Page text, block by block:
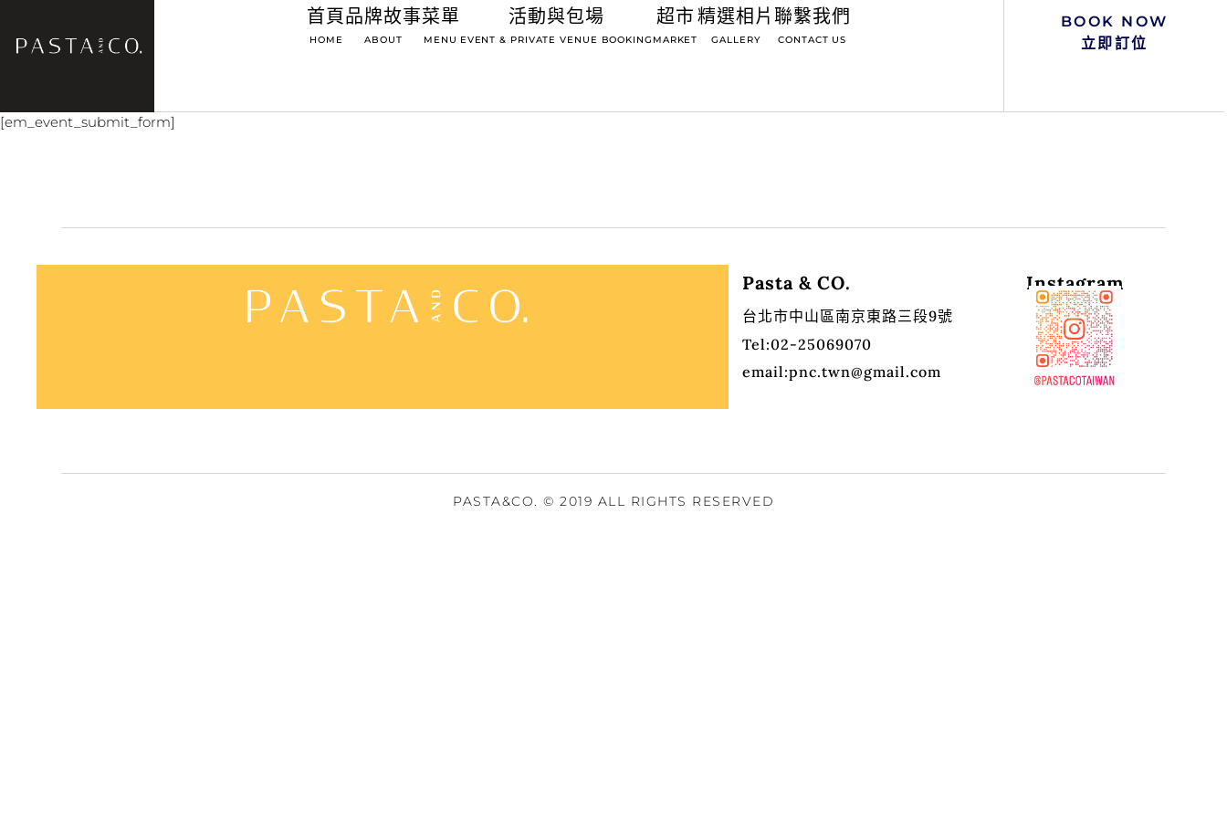
首頁
HOME
品牌故事
ABOUT
菜單
MENU
活動與包場
EVENT & PRIVATE VENUE BOOKING
超市
MARKET
精選相片
GALLERY
聯繫我們
CONTACT US
BOOK NOW
立即訂位
[em_event_submit_form]
Pasta & CO.
台北市中山區南京東路三段9號
Tel:02-25069070
email:pnc.twn@gmail.com
Instagram
PASTA&CO. © 2019 ALL RIGHTS RESERVED